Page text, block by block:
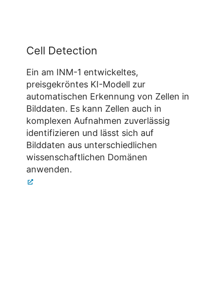
Cell Detection
Ein am INM-1 entwickeltes,
preisgekröntes KI-Modell zur
automatischen Erkennung von Zellen in
Bilddaten. Es kann Zellen auch in
komplexen Aufnahmen zuverlässig
identifizieren und lässt sich auf
Bilddaten aus unterschiedlichen
wissenschaftlichen Domänen
anwenden.